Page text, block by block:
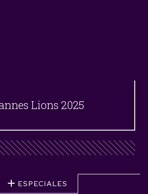
Lions 2025
ESPECIALES